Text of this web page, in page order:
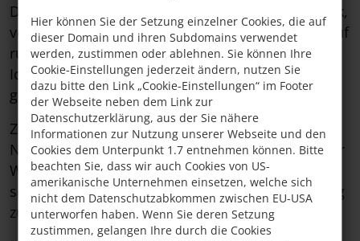
Hier können Sie der Setzung einzelner Cookies, die auf
dieser Domain und ihren Subdomains verwendet
werden, zustimmen oder ablehnen. Sie können Ihre
Cookie-Einstellungen jederzeit ändern, nutzen Sie
dazu bitte den Link „Cookie-Einstellungen“ im Footer
der Webseite neben dem Link zur
Datenschutzerklärung, aus der Sie nähere
Informationen zur Nutzung unserer Webseite und den
Cookies dem Unterpunkt 1.7 entnehmen können. Bitte
beachten Sie, dass wir auch Cookies von US-
amerikanische Unternehmen einsetzen, welche sich
nicht dem Datenschutzabkommen zwischen EU-USA
unterworfen haben. Wenn Sie deren Setzung
zustimmen, gelangen Ihre durch die Cookies
Das Appartement Schönjoch liegt im ersten Stock,
verfügt über einen eigenen Eingang und bietet auf
rund70 m²viel Platz für entspannte Urlaubstage.
Ideal für4–6 Personen. Frühstück ist auf Anfrage
gerne buchbar.
Zwei separate Schlafzimmer, zwei moderne
Nasszellen mit Dusche/WC sowie ein großzügiger
Wohnraum mit Schlafmöglichkeit und Essecke
schaffen Raum für gemeinsame Zeit und Rückzug
zugleich.